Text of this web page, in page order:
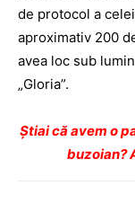
de protocol a
aproximativ 200
avea loc sub
„Gloria”.
Ştiai că avem o
buzoian?